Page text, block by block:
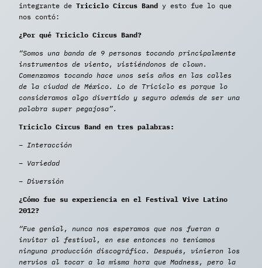
integrante de Triciclo Circus Band y esto fue lo que
nos contó:
¿Por qué Triciclo Circus Band?
“Somos una banda de 9 personas tocando principalmente
instrumentos de viento, vistiéndonos de clown.
Comenzamos tocando hace unos seis años en las calles
de la ciudad de México. Lo de Triciclo es porque lo
consideramos algo divertido y seguro además de ser una
palabra super pegajosa”.
Triciclo Circus Band en tres palabras:
– Interacción
– Variedad
– Diversión
¿Cómo fue su experiencia en el Festival Vive Latino
2012?
“Fue genial, nunca nos esperamos que nos fueran a
invitar al festival, en ese entonces no teníamos
ninguna producción discográfica. Después, vinieron los
nervios al tocar a la misma hora que Madness, pero la